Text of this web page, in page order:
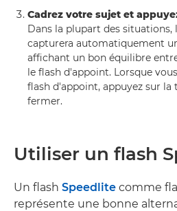
Cadrez votre sujet et
Dans la plupart des situations,
capturera automatiquement
affichant un bon équilibre
le flash d'appoint. Lorsque
flash d'appoint, appuyez sur la
fermer.
Utiliser un flash
Un flash Speedlite comme
représente une bonne